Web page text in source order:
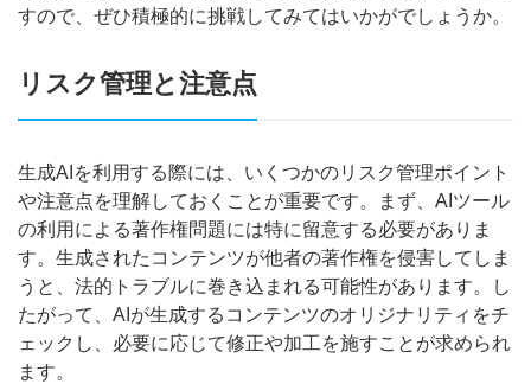
すので、ぜひ積極的に挑戦してみてはいかがでしょうか。
リスク管理と注意点
生成AIを利用する際には、いくつかのリスク管理ポイント
や注意点を理解しておくことが重要です。まず、AIツール
の利用による著作権問題には特に留意する必要がありま
す。生成されたコンテンツが他者の著作権を侵害してしま
うと、法的トラブルに巻き込まれる可能性があります。し
たがって、AIが生成するコンテンツのオリジナリティをチ
ェックし、必要に応じて修正や加工を施すことが求められ
ます。